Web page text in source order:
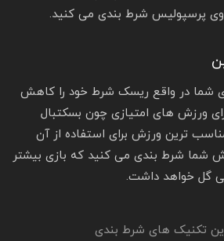
پرسپولیس شرط بندی می کنید.
شما در واقع ریسک شرط خود را کاهش
ورزش های امتیازی چون بسکتبال
ترین ورزش برای استفاده از آن
شما شرط بندی می کنید که بازی بیشتر
گل خواهد داشت.